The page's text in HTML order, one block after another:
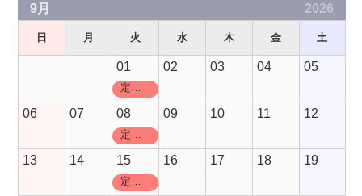
9月 2026
日 月 火 水 木 金 土
01 02 03 04 05
06 07 08 09 10 11 12
13 14 15 16 17 18 19